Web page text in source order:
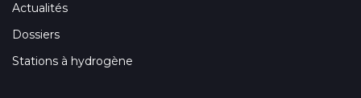
Actualités
Dossiers
Stations à hydrogène